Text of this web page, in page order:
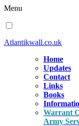
Menu
Atlantikwall.co.uk
Home
Updates
Contact
Links
Books
Warrant
Army